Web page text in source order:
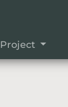
Project